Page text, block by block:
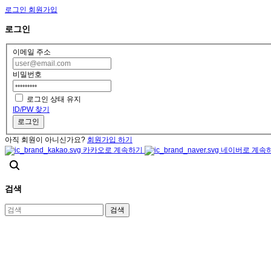
로그인 회원가입
로그인
이메일 주소
비밀번호
로그인 상태 유지
ID/PW 찾기
로그인
아직 회원이 아니신가요? 회원가입 하기
카카오로 계속하기
네이버로 계속
검색
검색